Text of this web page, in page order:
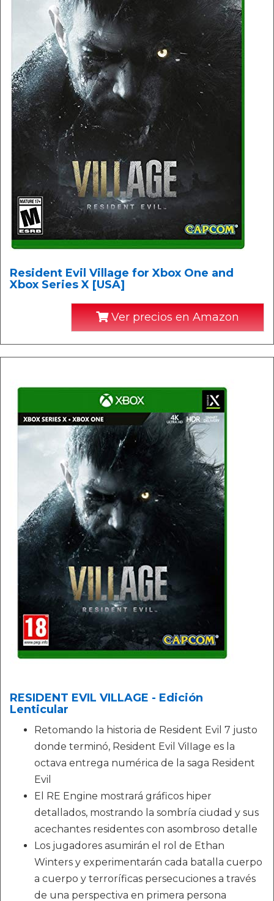
Resident Evil Village for Xbox One and
Xbox Series X [USA]
Ver precios en Amazon
RESIDENT EVIL VILLAGE - Edición
Lenticular
Retomando la historia de Resident Evil 7 justo
donde terminó, Resident Evil ViIIage es la
octava entrega numérica de la saga Resident
Evil
El RE Engine mostrará gráficos hiper
detallados, mostrando la sombría ciudad y sus
acechantes residentes con asombroso detalle
Los jugadores asumirán el rol de Ethan
Winters y experimentarán cada batalla cuerpo
a cuerpo y terroríficas persecuciones a través
de una perspectiva en primera persona